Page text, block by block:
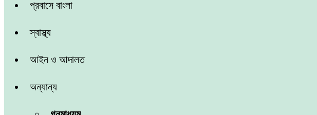
প্রবাসে বাংলা
স্বাস্থ্য
আইন ও আদালত
অন্যান্য